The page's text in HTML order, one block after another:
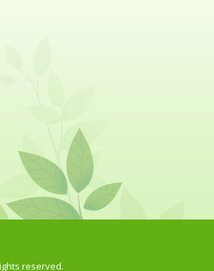
reserved.